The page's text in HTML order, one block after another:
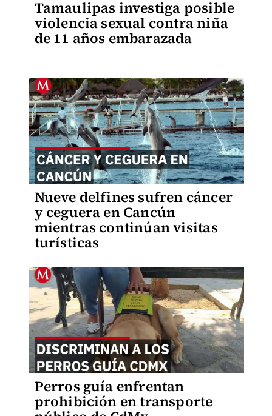
Tamaulipas investiga posible
violencia sexual contra niña
de 11 años embarazada
Nueve delfines sufren cáncer
y ceguera en Cancún
mientras continúan visitas
turísticas
Perros guía enfrentan
prohibición en transporte